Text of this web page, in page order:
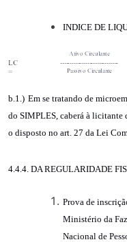
INDICE DE
b.1.) Em se tratando de
do SIMPLES, caberá à licitante
o disposto no art. 27 da Lei
4.4.4. DA REGULARIDADE
Prova de
Ministério da
Nacional de